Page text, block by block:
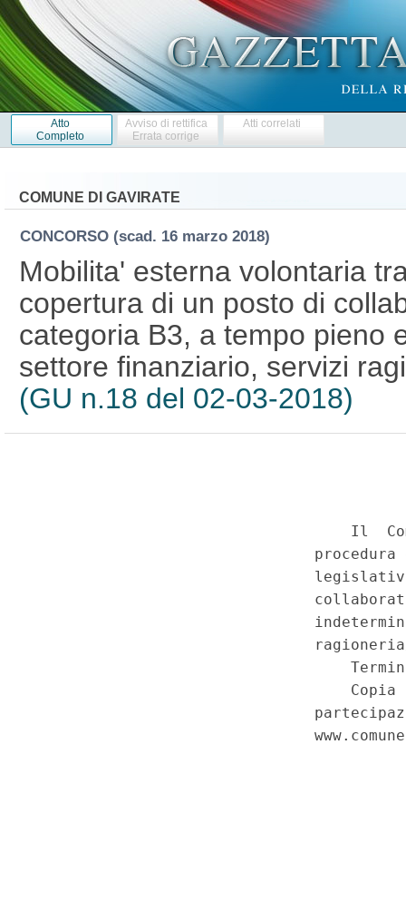
Atto
Completo
Avviso di rettifica
Errata corrige
Atti correlati
COMUNE DI GAVIRATE
CONCORSO (scad. 16 marzo 2018)
Mobilita' esterna volontaria
copertura di un posto di
categoria B3, a tempo pieno
settore finanziario, servizi
(GU n.18 del 02-03-2018)